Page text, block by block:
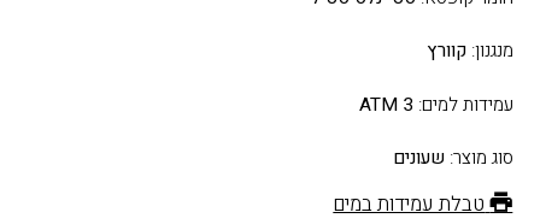
מנגנון: קוורץ
עמידות למים: 3 ATM
סוג מוצר: שעונים
טבלת עמידות במים